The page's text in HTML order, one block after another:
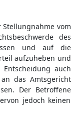
vom
des
und auf die
aufzuheben und
auch
das Amtsgericht
Der Betroffene
jedoch keinen